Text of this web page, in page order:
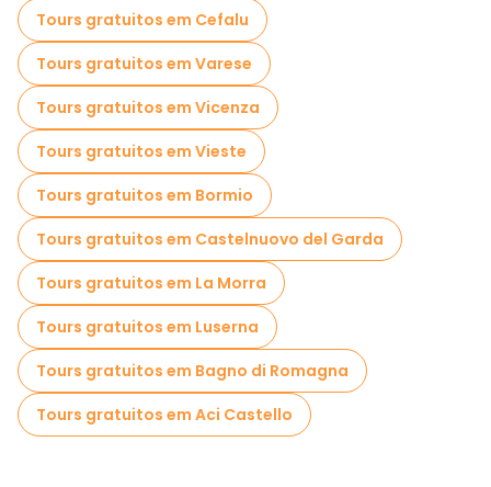
Tours gratuitos em Cefalu
Tours gratuitos em Varese
Tours gratuitos em Vicenza
Tours gratuitos em Vieste
Tours gratuitos em Bormio
Tours gratuitos em Castelnuovo del Garda
Tours gratuitos em La Morra
Tours gratuitos em Luserna
Tours gratuitos em Bagno di Romagna
Tours gratuitos em Aci Castello